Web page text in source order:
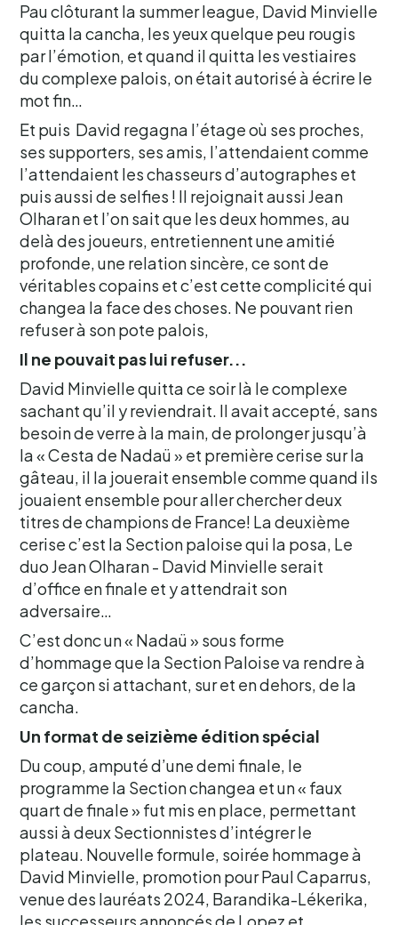
Pau clôturant la summer league, David Minvielle
quitta la cancha, les yeux quelque peu rougis
par l’émotion, et quand il quitta les vestiaires
du complexe palois, on était autorisé à écrire le
mot fin…
Et puis David regagna l’étage où ses proches,
ses supporters, ses amis, l’attendaient comme
l’attendaient les chasseurs d’autographes et
puis aussi de selfies ! Il rejoignait aussi Jean
Olharan et l’on sait que les deux hommes, au
delà des joueurs, entretiennent une amitié
profonde, une relation sincère, ce sont de
véritables copains et c’est cette complicité qui
changea la face des choses. Ne pouvant rien
refuser à son pote palois,
Il ne pouvait pas lui refuser...
David Minvielle quitta ce soir là le complexe
sachant qu’il y reviendrait. Il avait accepté, sans
besoin de verre à la main, de prolonger jusqu’à
la « Cesta de Nadaü » et première cerise sur la
gâteau, il la jouerait ensemble comme quand ils
jouaient ensemble pour aller chercher deux
titres de champions de France! La deuxième
cerise c’est la Section paloise qui la posa, Le
duo Jean Olharan - David Minvielle serait
d’office en finale et y attendrait son
adversaire…
C’est donc un « Nadaü » sous forme
d’hommage que la Section Paloise va rendre à
ce garçon si attachant, sur et en dehors, de la
cancha.
Un format de seizième édition spécial
Du coup, amputé d’une demi finale, le
programme la Section changea et un « faux
quart de finale » fut mis en place, permettant
aussi à deux Sectionnistes d’intégrer le
plateau. Nouvelle formule, soirée hommage à
David Minvielle, promotion pour Paul Caparrus,
venue des lauréats 2024, Barandika-Lékerika,